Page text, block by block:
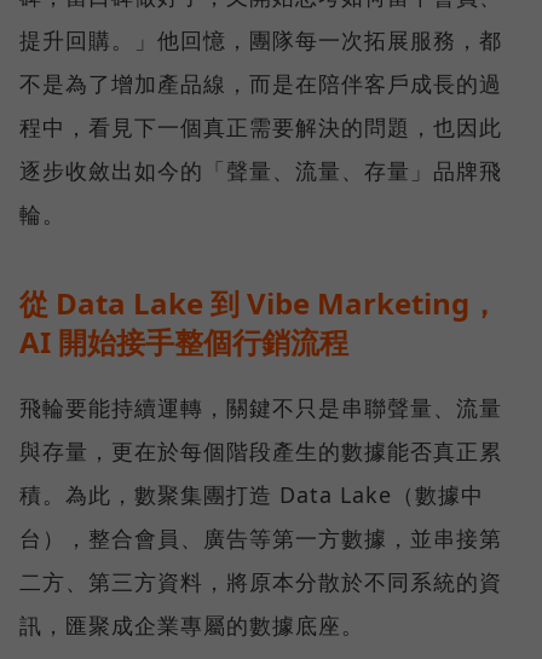
提升回購。」他回憶，團隊每一次拓展服務，都
不是為了增加產品線，而是在陪伴客戶成長的過
程中，看見下一個真正需要解決的問題，也因此
逐步收斂出如今的「聲量、流量、存量」品牌飛
輪。
從 Data Lake 到 Vibe Marketing，
AI 開始接手整個行銷流程
飛輪要能持續運轉，關鍵不只是串聯聲量、流量
與存量，更在於每個階段產生的數據能否真正累
積。為此，數聚集團打造 Data Lake（數據中
台），整合會員、廣告等第一方數據，並串接第
二方、第三方資料，將原本分散於不同系統的資
訊，匯聚成企業專屬的數據底座。